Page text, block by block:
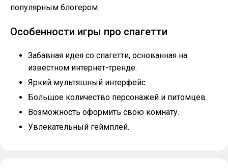
популярным блогером.
Особенности игры про спагетти
Забавная идея со спагетти, основанная на
известном интернет-тренде.
Яркий мультяшный интерфейс.
Большое количество персонажей и питомцев.
Возможность оформить свою комнату.
Увлекательный геймплей.